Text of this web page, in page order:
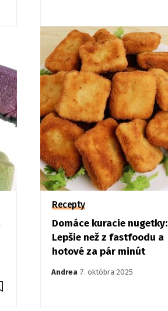
Recepty
Domáce kuracie nugetky:
Lepšie než z fastfoodu a
hotové za pár minút
Andrea 7. októbra 2025